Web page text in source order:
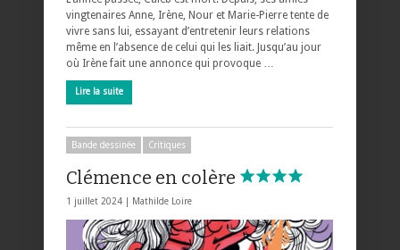
vingtenaires Anne, Irène, Nour et Marie-Pierre tente de
vivre sans lui, essayant d’entretenir leurs relations
même en l’absence de celui qui les liait. Jusqu’au jour
où Irène fait une annonce qui provoque …
Lire la suite
Bande dessinée Critiques
Clémence en colère
1 juillet 2024 | Mathilde Loire